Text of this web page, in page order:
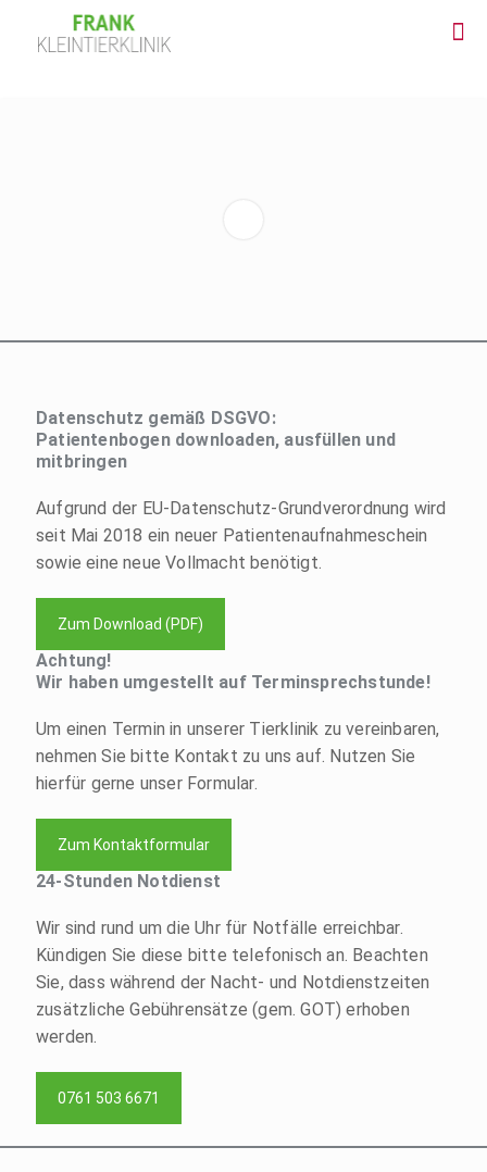
Datenschutz gemäß DSGVO:
Patientenbogen downloaden, ausfüllen und
mitbringen
Aufgrund der EU-Datenschutz-Grundverordnung wird
seit Mai 2018 ein neuer Patientenaufnahmeschein
sowie eine neue Vollmacht benötigt.
Zum Download (PDF)
Achtung!
Wir haben umgestellt auf Terminsprechstunde!
Um einen Termin in unserer Tierklinik zu vereinbaren,
nehmen Sie bitte Kontakt zu uns auf. Nutzen Sie
hierfür gerne unser Formular.
Zum Kontaktformular
24-Stunden Notdienst
Wir sind rund um die Uhr für Notfälle erreichbar.
Kündigen Sie diese bitte telefonisch an. Beachten
Sie, dass während der Nacht- und Notdienstzeiten
zusätzliche Gebührensätze (gem. GOT) erhoben
werden.
0761 503 6671